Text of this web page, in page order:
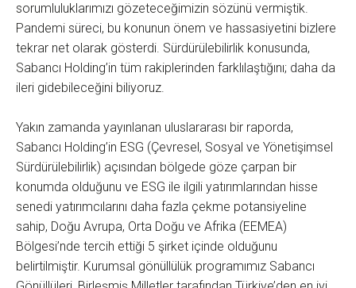
sorumluluklarımızı gözeteceğimizin sözünü vermiştik.
Pandemi süreci, bu konunun önem ve hassasiyetini bizlere
tekrar net olarak gösterdi. Sürdürülebilirlik konusunda,
Sabancı Holding’in tüm rakiplerinden farklılaştığını; daha da
ileri gidebileceğini biliyoruz.
Yakın zamanda yayınlanan uluslararası bir raporda,
Sabancı Holding’in ESG (Çevresel, Sosyal ve Yönetişimsel
Sürdürülebilirlik) açısından bölgede göze çarpan bir
konumda olduğunu ve ESG ile ilgili yatırımlarından hisse
senedi yatırımcılarını daha fazla çekme potansiyeline
sahip, Doğu Avrupa, Orta Doğu ve Afrika (EEMEA)
Bölgesi’nde tercih ettiği 5 şirket içinde olduğunu
belirtilmiştir. Kurumsal gönüllülük programımız Sabancı